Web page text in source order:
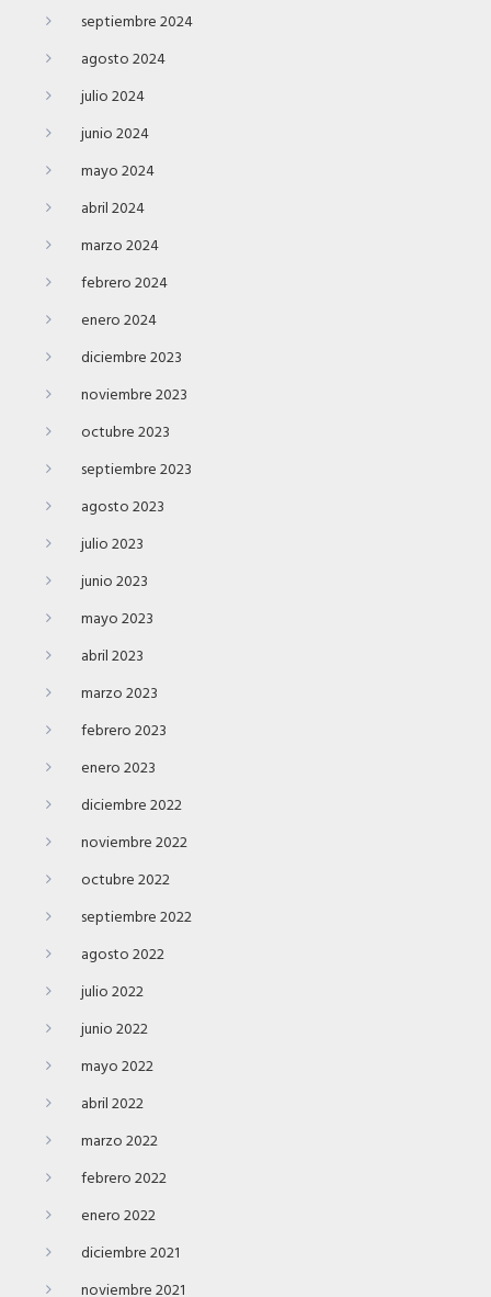
septiembre 2024
agosto 2024
julio 2024
junio 2024
mayo 2024
abril 2024
marzo 2024
febrero 2024
enero 2024
diciembre 2023
noviembre 2023
octubre 2023
septiembre 2023
agosto 2023
julio 2023
junio 2023
mayo 2023
abril 2023
marzo 2023
febrero 2023
enero 2023
diciembre 2022
noviembre 2022
octubre 2022
septiembre 2022
agosto 2022
julio 2022
junio 2022
mayo 2022
abril 2022
marzo 2022
febrero 2022
enero 2022
diciembre 2021
noviembre 2021